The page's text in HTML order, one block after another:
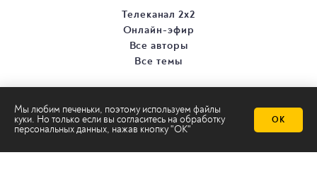
Мы любим печеньки, поэтому используем файлы
куки. Но только если вы согласитесь на обработку
персональных данных, нажав кнопку "ОК"
ОК
Телеканал 2х2
Онлайн-эфир
Все авторы
Все темы